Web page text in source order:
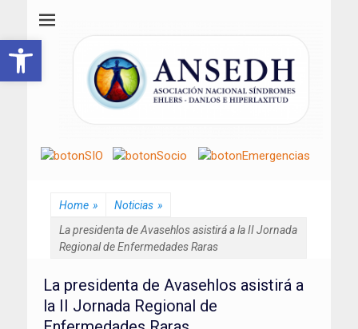
Abrir barra de herramientas
Home » Noticias »
La presidenta de Avasehlos asistirá a la II Jornada
Regional de Enfermedades Raras
La presidenta de Avasehlos asistirá a
la II Jornada Regional de